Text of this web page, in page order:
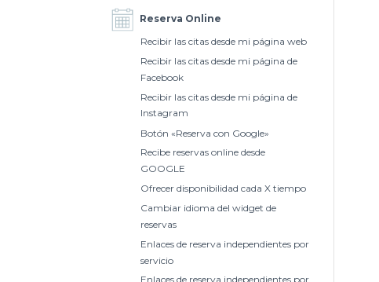
Reserva Online
Recibir las citas desde mi página web
Recibir las citas desde mi página de
Facebook
Recibir las citas desde mi página de
Instagram
Botón «Reserva con Google»
Recibe reservas online desde
GOOGLE
Ofrecer disponibilidad cada X tiempo
Cambiar idioma del widget de
reservas
Enlaces de reserva independientes por
servicio
Enlaces de reserva independientes por